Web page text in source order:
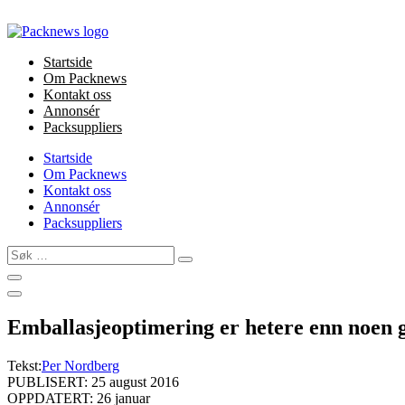
to
Startside
Om Packnews
Kontakt oss
Annonsér
Packsuppliers
Startside
Om Packnews
Kontakt oss
Annonsér
Packsuppliers
Søk
…
Emballasjeoptimering er hetere enn noen
Tekst:Per Nordberg
PUBLISERT: 25 august 2016
OPPDATERT: 26 januar